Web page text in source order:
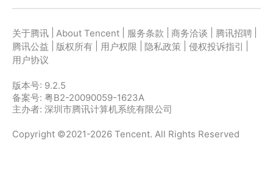
关于腾讯 About Tencent 服务条款 商务洽谈 腾讯招聘
腾讯公益
版权所有 用户权限 隐私政策 侵权投诉指引
用户协议
版本号: 9.2.5
备案号: 粤B2-20090059-1623A
主办者: 深圳市腾讯计算机系统有限公司
Copyright ©2021-2026 Tencent. All Rights Reserved